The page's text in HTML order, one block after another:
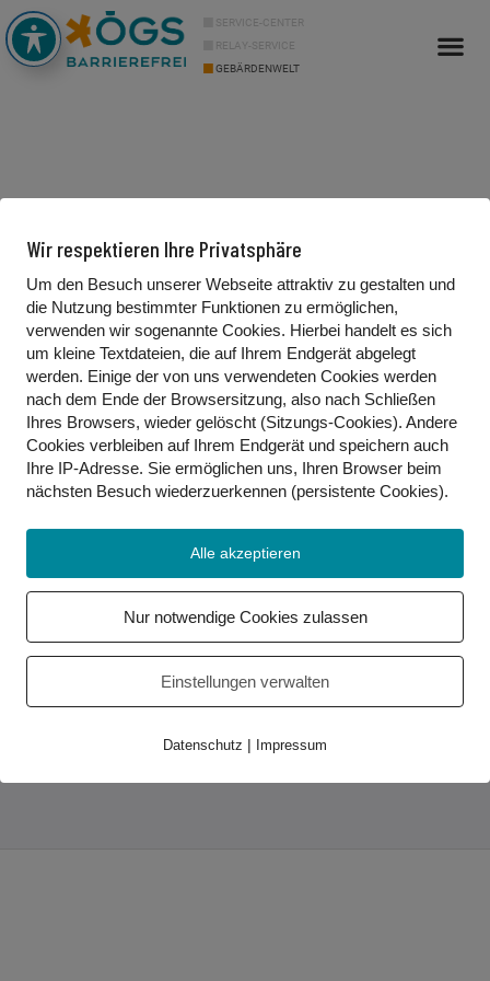
SERVICE-CENTER
RELAY-SERVICE
GEBÄRDENWELT
Kontakt
Gebärdenwelt.tv
Waldgasse 13/2
1100 Wien, Österreich
Impressum
Service-Center
Wir respektieren Ihre Privatsphäre
Um den Besuch unserer Webseite attraktiv zu gestalten und
die Nutzung bestimmter Funktionen zu ermöglichen,
verwenden wir sogenannte Cookies. Hierbei handelt es sich
um kleine Textdateien, die auf Ihrem Endgerät abgelegt
werden. Einige der von uns verwendeten Cookies werden
nach dem Ende der Browsersitzung, also nach Schließen
Ihres Browsers, wieder gelöscht (Sitzungs-Cookies). Andere
Cookies verbleiben auf Ihrem Endgerät und speichern auch
Ihre IP-Adresse. Sie ermöglichen uns, Ihren Browser beim
nächsten Besuch wiederzuerkennen (persistente Cookies).
Alle akzeptieren
Nur notwendige Cookies zulassen
Einstellungen verwalten
Datenschutz | Impressum